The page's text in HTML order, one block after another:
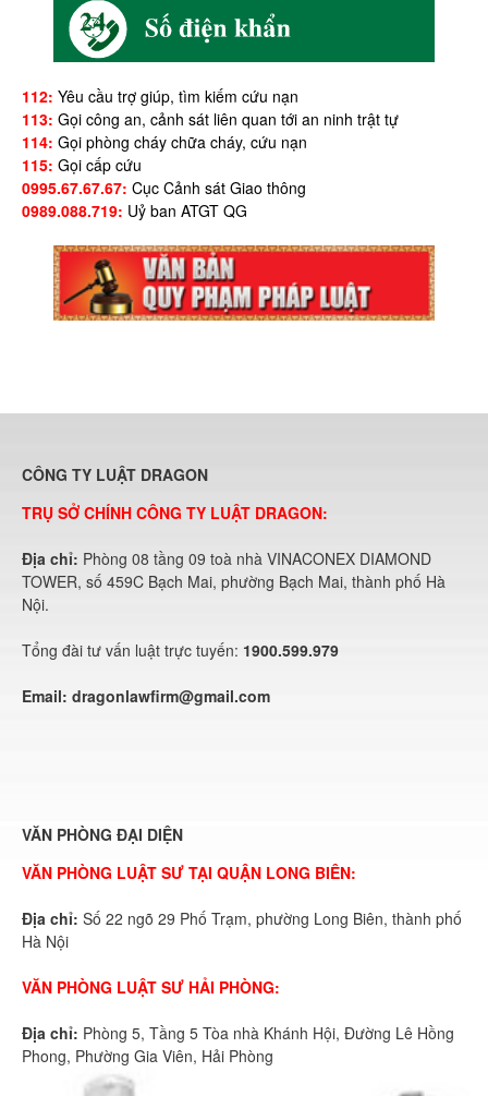
112: Yêu cầu trợ giúp, tìm kiếm cứu nạn
113: Gọi công an, cảnh sát liên quan tới an ninh trật tự
114: Gọi phòng cháy chữa cháy, cứu nạn
115: Gọi cấp cứu
0995.67.67.67: Cục Cảnh sát Giao thông
0989.088.719: Uỷ ban ATGT QG
CÔNG TY LUẬT DRAGON
TRỤ SỞ CHÍNH CÔNG TY LUẬT DRAGON:
Địa chỉ: Phòng 08 tầng 09 toà nhà VINACONEX DIAMOND
TOWER, số 459C Bạch Mai, phường Bạch Mai, thành phố Hà
Nội.
Tổng đài tư vấn luật trực tuyến: 1900.599.979
Email: dragonlawfirm@gmail.com
VĂN PHÒNG ĐẠI DIỆN
VĂN PHÒNG LUẬT SƯ TẠI QUẬN LONG BIÊN:
Địa chỉ: Số 22 ngõ 29 Phố Trạm, phường Long Biên, thành phố
Hà Nội
VĂN PHÒNG LUẬT SƯ HẢI PHÒNG:
Địa chỉ: Phòng 5, Tầng 5 Tòa nhà Khánh Hội, Đường Lê Hồng
Phong, Phường Gia Viên, Hải Phòng